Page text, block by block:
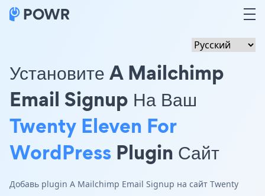
Установите A Mailchimp
Email Signup На Ваш
Twenty Eleven For
WordPress Plugin Сайт
Добавь plugin A Mailchimp Email Signup на сайт Twenty